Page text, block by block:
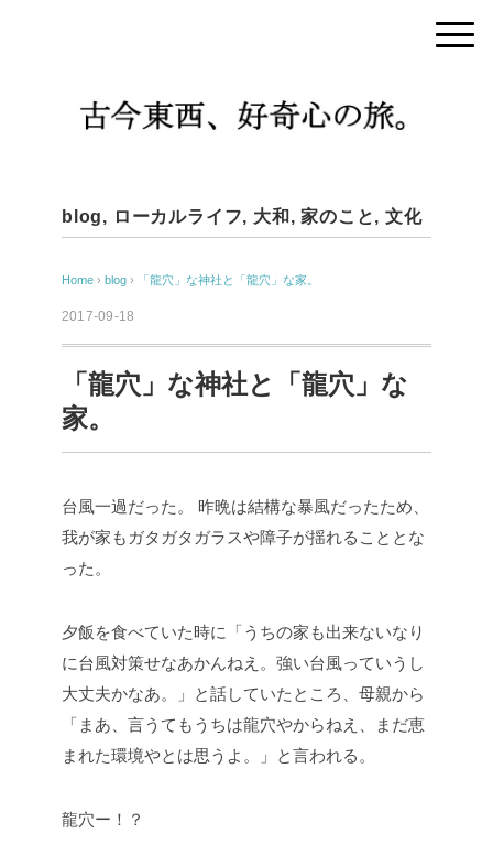
blog, ローカルライフ, 大和 ,家のこと,文化
Home › blog › 「龍穴」な神社と「龍穴」な家。
2017-09-18
「龍穴」な神社と「龍穴」な
家。
台風一過だった。
昨晩は結構な暴風だったため、
我が家もガタガタガラスや障子が揺れることとな
った。
夕飯を食べていた時に「うちの家も出来ないなり
に台風対策せなあかんねえ。強い台風っていうし
大丈夫かなあ。」と話していたところ、母親から
「まあ、言うてもうちは龍穴やからねえ、まだ恵
まれた環境やとは思うよ。」と言われる。
龍穴ー！？